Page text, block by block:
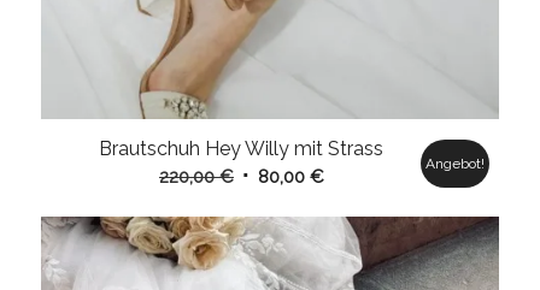
Brautschuh Hey Willy mit Strass
220,00€ Ursprünglicher
war:
220,00 €
80,00 €Aktueller
ist:
80,00 €.
Angebot!